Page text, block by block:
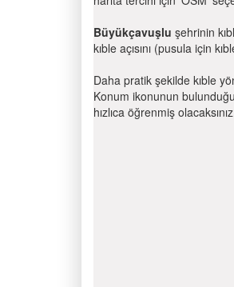
Büyükçavuşlu şehrinin
kıble açısını (pusula için
Daha pratik şekilde kıble
Konum ikonunun
hızlıca öğrenmiş